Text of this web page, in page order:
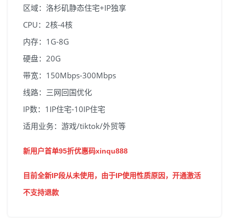
区域：洛杉矶静态住宅+IP独享
CPU：2核-4核
内存：1G-8G
硬盘：20G
带宽：150Mbps-300Mbps
线路：三网回国优化
IP数：1IP住宅-10IP住宅
适用业务：游戏/tiktok/外贸等
新用户首单95折优惠码xinqu888
目前全新IP段从未使用，由于IP使用性质原因，开通激活
不支持退款